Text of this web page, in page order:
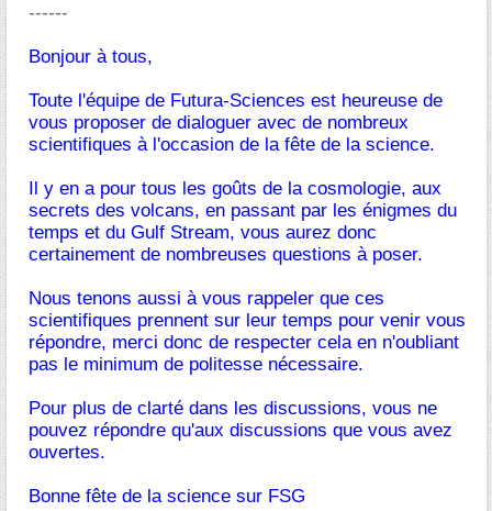
------
Bonjour à tous,
Toute l'équipe de Futura-Sciences est heureuse de
vous proposer de dialoguer avec de nombreux
scientifiques à l'occasion de la fête de la science.
Il y en a pour tous les goûts de la cosmologie, aux
secrets des volcans, en passant par les énigmes du
temps et du Gulf Stream, vous aurez donc
certainement de nombreuses questions à poser.
Nous tenons aussi à vous rappeler que ces
scientifiques prennent sur leur temps pour venir vous
répondre, merci donc de respecter cela en n'oubliant
pas le minimum de politesse nécessaire.
Pour plus de clarté dans les discussions, vous ne
pouvez répondre qu'aux discussions que vous avez
ouvertes.
Bonne fête de la science sur FSG